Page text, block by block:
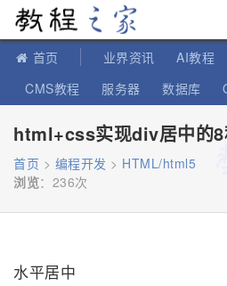
首页 业界资讯 AI教程
CMS教程
服务器 数据库
html+css实现div居中的8
首页 > 编程开发 > HTML/html5
浏览： 236次
水平居中